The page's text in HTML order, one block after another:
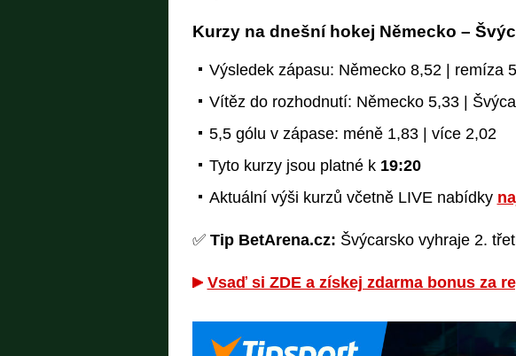
Kurzy na dnešní hokej Německo –
Výsledek zápasu: Německo 8,52 | remíza
Vítěz do rozhodnutí: Německo 5,33 |
5,5 gólu v zápase: méně 1,83 | více 2,02
Tyto kurzy jsou platné k 19:20
Aktuální výši kurzů včetně LIVE nabídky
✅ Tip BetArena.cz: Švýcarsko vyhraje 2.
Vsaď si ZDE a získej zdarma bonus za